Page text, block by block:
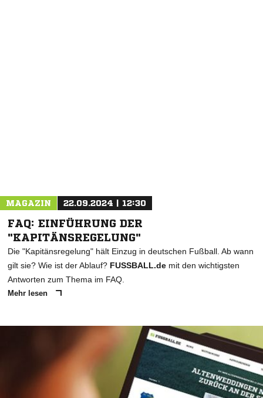
MAGAZIN 22.09.2024 | 12:30
FAQ: EINFÜHRUNG DER
"KAPITÄNSREGELUNG"
Die "Kapitänsregelung" hält Einzug in deutschen Fußball. Ab wann
gilt sie? Wie ist der Ablauf? FUSSBALL.de mit den wichtigsten
Antworten zum Thema im FAQ.
Mehr lesen